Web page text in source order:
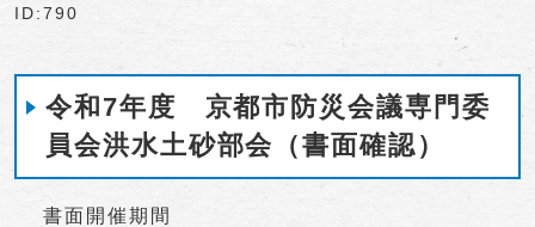
ID:790
令和7年度 京都市防災会議専門委
員会洪水土砂部会（書面確認）
書面開催期間